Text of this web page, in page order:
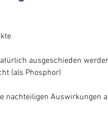
ausgeschieden
(als Phosphor)
nachteiligen Auswirkungen